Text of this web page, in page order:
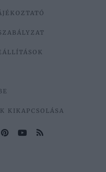
KIKAPCSOLÁSA